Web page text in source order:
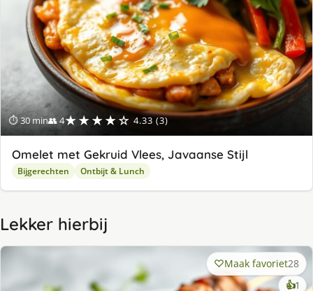
⏱ 30 min👥 4★★★★☆ 4.33 (3)
Omelet met Gekruid Vlees, Javaanse Stijl
Bijgerechten Ontbijt & Lunch
Lekker hierbij
Maak favoriet28
👍1